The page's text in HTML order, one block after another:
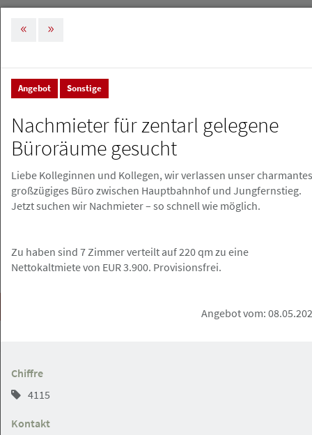
Stellenmarkt & Anzeigen
Kleinanzeigen
Kleinanzeige erstellen
Suchen
04.08.2026
Angebot Sonstige
Nachmieter für zentarl gelegene
Büroräume gesucht
Liebe Kolleginnen und Kollegen, wir verlassen unser
großzügiges Büro zwischen Hauptbahnhof und Jungfernstieg.
Jetzt suchen wir Nachmieter – so schnell wie möglich.
Zu haben sind 7 Zimmer verteilt auf 220 qm zu eine
Nettokaltmiete von EUR 3.900. Provisionsfrei.
Angebot vom:
Chiffre
4115
Kontakt